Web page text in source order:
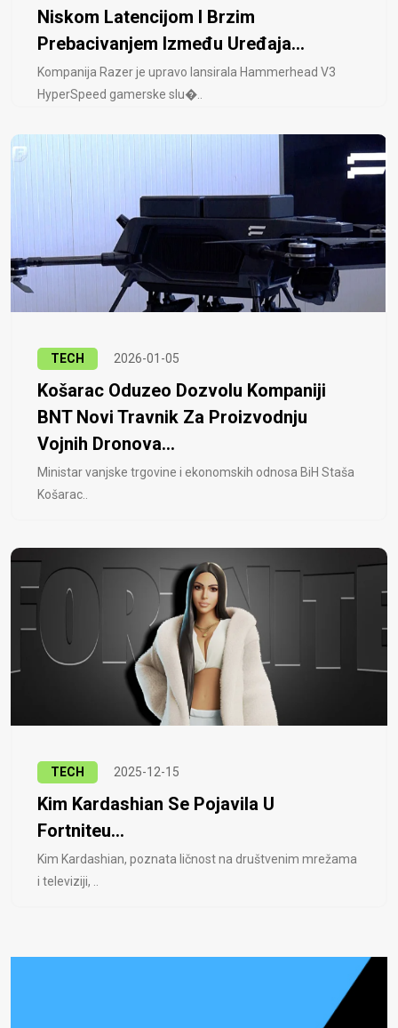
Niskom Latencijom I Brzim
Prebacivanjem Između Uređaja...
Kompanija Razer je upravo lansirala Hammerhead V3
HyperSpeed ​​gamerske slu�..
TECH 2026-01-05
Košarac Oduzeo Dozvolu Kompaniji
BNT Novi Travnik Za Proizvodnju
Vojnih Dronova...
Ministar vanjske trgovine i ekonomskih odnosa BiH Staša
Košarac..
TECH 2025-12-15
Kim Kardashian Se Pojavila U
Fortniteu...
Kim Kardashian, poznata ličnost na društvenim mrežama
i televiziji, ..